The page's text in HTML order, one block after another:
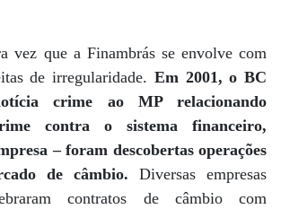
vez que a Finambrás se envolve com
de irregularidade. Em 2001, o BC
crime ao MP relacionando
contra o sistema financeiro,
– foram descobertas operações
de câmbio. Diversas empresas
contratos de câmbio com